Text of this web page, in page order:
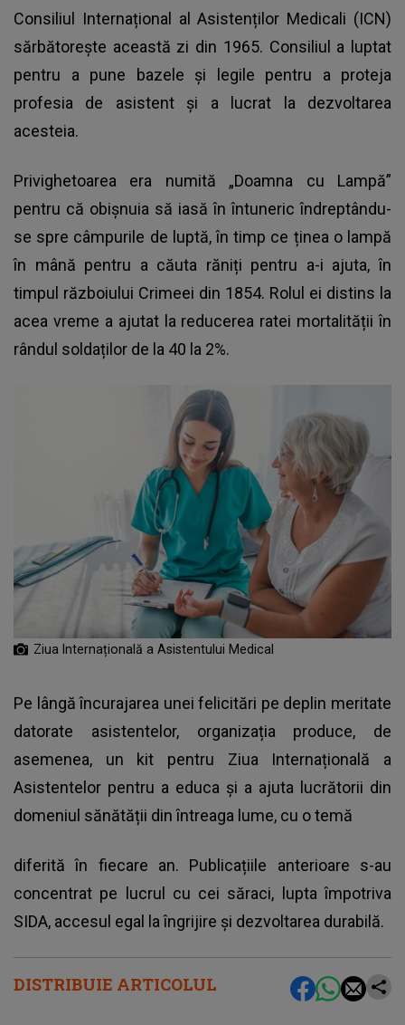
DISTRIBUIE ARTICOLUL
Consiliul Internațional al Asistenților Medicali (ICN)
sărbătorește această zi din 1965. Consiliul a luptat
pentru a pune bazele și legile pentru a proteja
profesia de asistent și a lucrat la dezvoltarea
acesteia.
Privighetoarea era numită „Doamna cu Lampă”
pentru că obișnuia să iasă în întuneric îndreptându-
se spre câmpurile de luptă, în timp ce ținea o lampă
în mână pentru a căuta răniți pentru a-i ajuta, în
timpul războiului Crimeei din 1854. Rolul ei distins la
acea vreme a ajutat la reducerea ratei mortalității în
rândul soldaților de la 40 la 2%.
Ziua Internațională a Asistentului Medical
Pe lângă încurajarea unei felicitări pe deplin meritate
datorate asistentelor, organizația produce, de
asemenea, un kit pentru Ziua Internațională a
Asistentelor pentru a educa și a ajuta lucrătorii din
domeniul sănătății din întreaga lume, cu o temă
diferită în fiecare an. Publicațiile anterioare s-au
concentrat pe lucrul cu cei săraci, lupta împotriva
SIDA, accesul egal la îngrijire și dezvoltarea durabilă.